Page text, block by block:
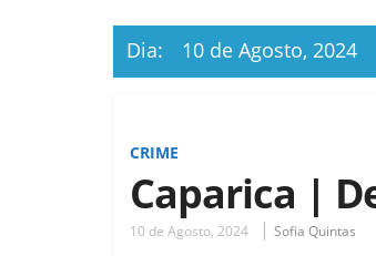
Dia: 10 de Agosto, 2024
CRIME
Caparica |
10 de Agosto, 2024 Sofia Quintas